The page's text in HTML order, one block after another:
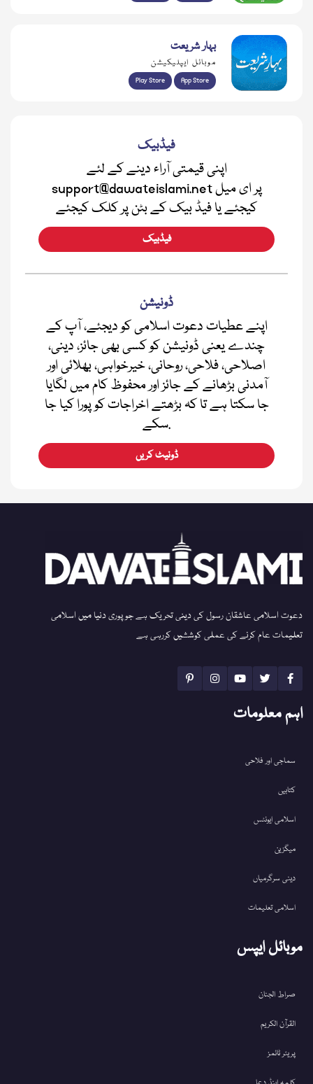
بہار شریعت
موبائل ایپلیکیشن
Play Store App Store
فیڈبیک
اپنی قیمتی آراء دینے کے لئے
support@dawateislami.net پر ای میل
کیجئے یا فیڈ بیک کے بٹن پر کلک کیجئے
فیڈبیک
ڈونیشن
اپنے عطیات دعوت اسلامی کو دیجئے، آپ کے
چندے یعنی ڈونیشن کو کسی بھی جائز، دینی،
اصلاحی، فلاحی، روحانی، خیرخواہی، بھلائی اور
آمدنی بڑھانے کے جائز اور محفوظ کام میں لگایا
جا سکتا ہے تا کہ بڑھتے اخراجات کو پورا کیا جا
سکے.
ڈونیٹ کریں
دعوت اسلامی عاشقان رسول کی دینی تحریک ہے جو پوری دنیا میں اسلامی
تعلیمات عام کرنے کی عملی کوششیں کررہی ہے
اہم معلومات
سماجی اور فلاحی
کتابیں
اسلامی ایونٹس
میگزین
دینی سرگرمیاں
اسلامی تعلیمات
موبائل ایپس
صراط الجنان
القرآن الکریم
پریئر ٹائمز